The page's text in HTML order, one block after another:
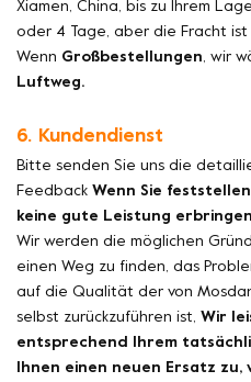
Xiamen, China, bis zu Ihrem
oder 4 Tage, aber die Fracht ist
Wenn Großbestellungen, wir
Luftweg.
6. Kundendienst
Bitte senden Sie uns die
Feedback Wenn Sie
keine gute Leistung
Wir werden die möglichen
einen Weg zu finden, das
auf die Qualität der von
selbst zurückzuführen ist, Wir
entsprechend Ihrem
Ihnen einen neuen Ersatz zu,